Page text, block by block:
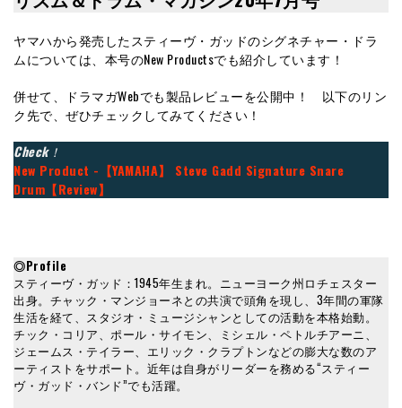
ヤマハから発売したスティーヴ・ガッドのシグネチャー・ドラ
ムについては、本号のNew Productsでも紹介しています！
併せて、ドラマガWebでも製品レビューを公開中！ 以下のリン
ク先で、ぜひチェックしてみてください！
Check！
New Product -【YAMAHA】 Steve Gadd Signature Snare
Drum【Review】
◎Profile
スティーヴ・ガッド：1945年生まれ。ニューヨーク州ロチェスター
出身。チャック・マンジョーネとの共演で頭角を現し、3年間の軍隊
生活を経て、スタジオ・ミュージシャンとしての活動を本格始動。
チック・コリア、ポール・サイモン、ミシェル・ペトルチアーニ、
ジェームス・テイラー、エリック・クラプトンなどの膨大な数のア
ーティストをサポート。近年は自身がリーダーを務める“スティー
ヴ・ガッド・バンド”でも活躍。